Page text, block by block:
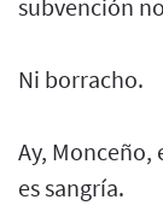
subvención
Ni borracho.
Ay, Monceño,
es sangría.